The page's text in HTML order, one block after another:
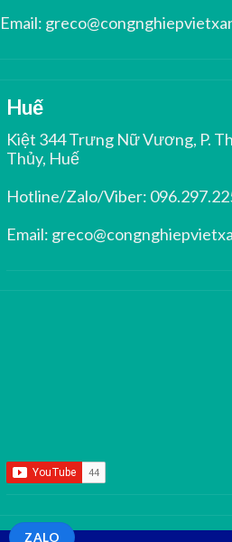
ZALO
Email:
Huế
Kiệt 344 Trưng Nữ Vương, P.
Thủy, Huế
Hotline/Zalo/Viber:
Email: